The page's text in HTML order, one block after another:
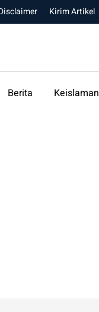
Kirim Artikel
Berita Keislaman